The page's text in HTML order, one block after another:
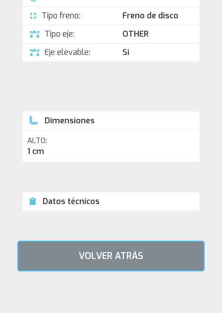
Tipo freno:
Freno de disco
Tipo eje:
OTHER
Eje elevable:
Si
Dimensiones
ALTO:
1 cm
Datos técnicos
VOLVER ATRÁS